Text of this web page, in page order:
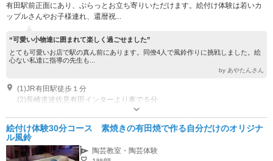
有田駅前正面にあり、ぶらっとお立ち寄りいただけます。絵付け体験は若いカ
ップルさんやお子様連れ、還暦祝...
“可愛い小物達に囲まれて楽しく過ごせました”
とても可愛いお店で駅の真ん前にあります。同僚4人で風鈴作りに挑戦しました。絵
心ない私達に指導の先生も...
by あやたんさん
(1)JR有田駅徒歩１分
(2)長崎道波佐見有田インターより車で５分
絵付け体験30分コース 素焼きの有田焼で作る自分だけのオリジナ
ル風鈴
陶芸教室・陶芸体験